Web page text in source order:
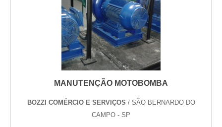
MANUTENÇÃO MOTOBOMBA
BOZZI COMÉRCIO E SERVIÇOS / SÃO BERNARDO DO
CAMPO - SP